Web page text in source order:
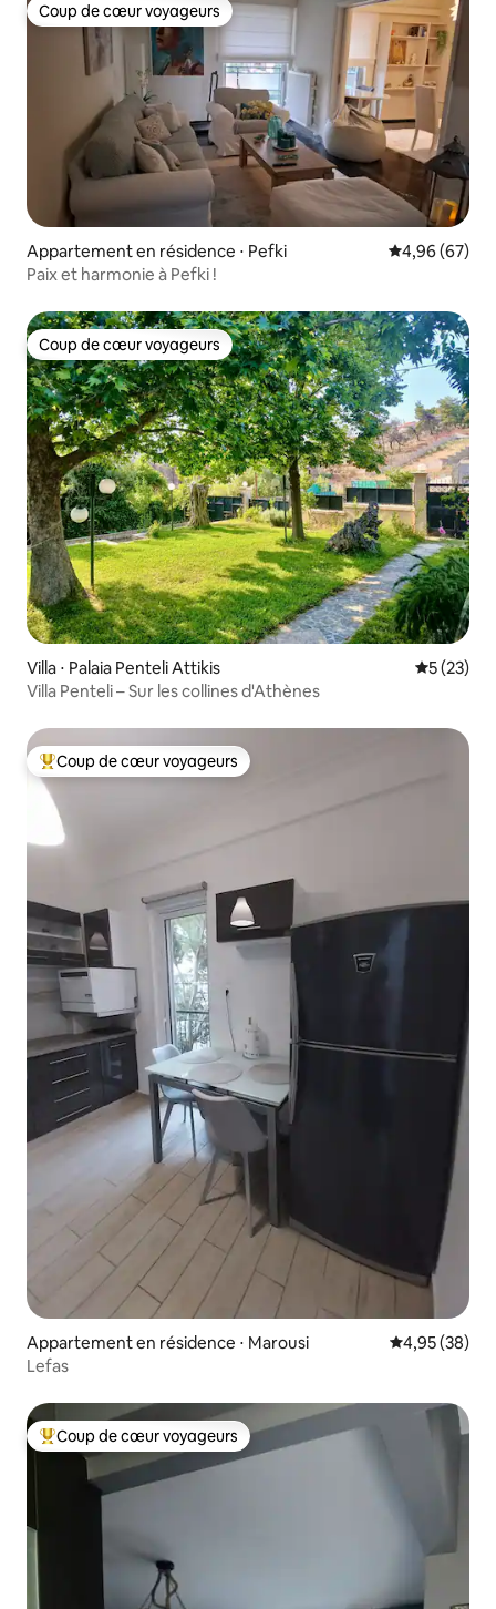
Coup de cœur voyageurs
Coup de cœur voyageurs
Appartement en résidence ⋅ Pefki Évaluation
4,96 (67)
Paix et harmonie à Pefki !
Coup de cœur voyageurs
Coup de cœur voyageurs
Villa ⋅ Palaia Penteli Attikis
5 (23)
Villa Penteli – Sur les collines d'Athènes
Coups de cœur voyageurs les plus appréciés
Coup de cœur voyageurs
Appartement en résidence ⋅ Marousi Évaluation
4,95 (38)
Lefas
Coups de cœur voyageurs les plus appréciés
Coup de cœur voyageurs